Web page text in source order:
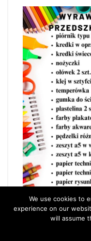
We use cookies to
experience on our
will assume